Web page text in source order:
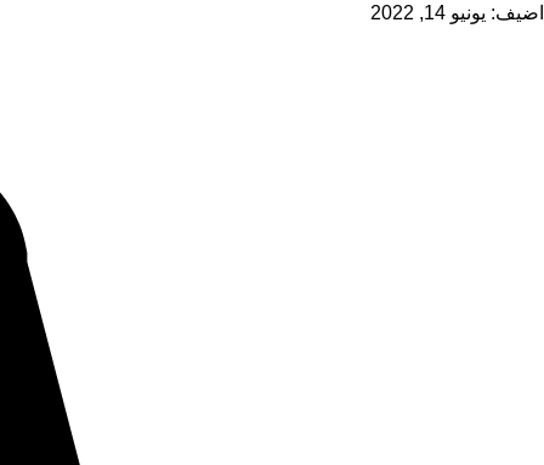
اضيف: يونيو 14, 2022